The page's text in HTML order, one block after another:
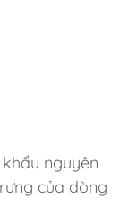
nguyên
của dòng